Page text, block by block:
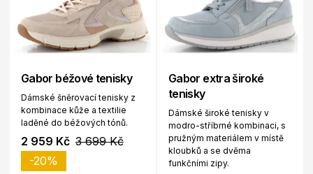
Gabor béžové tenisky
Dámské šněrovací tenisky z
kombinace kůže a textilie
laděné do béžových tónů.
2 959 Kč 3 699 Kč
-20%
Gabor extra široké
tenisky
Dámské široké tenisky v
modro-stříbrné kombinaci, s
pružným materiálem v místě
kloubků a se dvěma
funkčními zipy.